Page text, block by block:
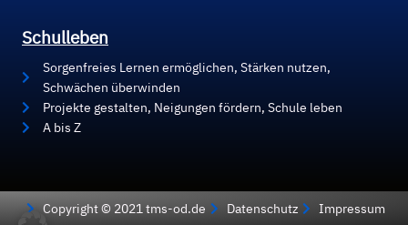
Schulleben
Sorgenfreies Lernen ermöglichen, Stärken nutzen,
Schwächen überwinden
Projekte gestalten, Neigungen fördern, Schule leben
A bis Z
Copyright © 2021 tms-od.de Datenschutz Impressum